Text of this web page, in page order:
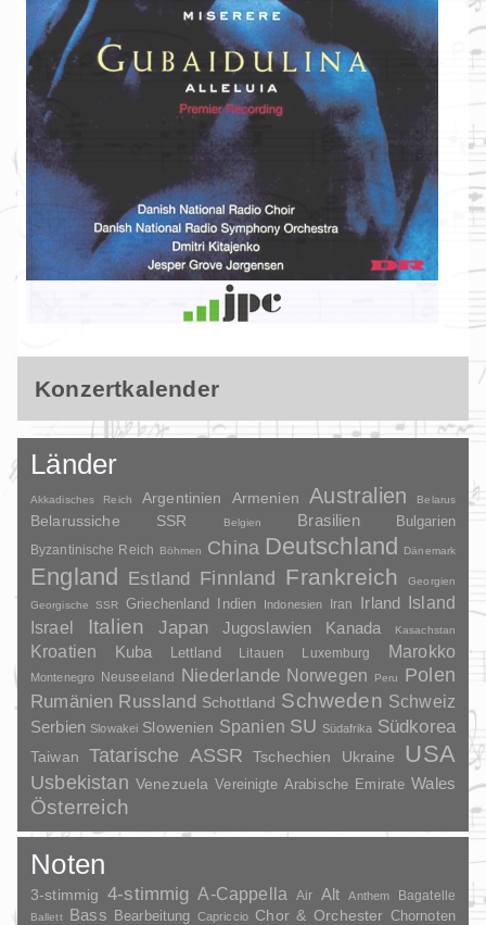
Konzertkalender
Länder
Akkadisches Reich Argentinien Armenien Australien Belarus
Belarussiche SSR Belgien Brasilien Bulgarien
Byzantinische Reich Böhmen China Deutschland Dänemark
England Estland Finnland Frankreich
Georgien
Georgische SSR
Griechenland Indien Indonesien Iran Irland
Island
Israel
Italien Japan Jugoslawien Kanada Kasachstan
Kroatien Kuba Lettland Litauen Luxemburg Marokko
Montenegro Neuseeland Niederlande Norwegen Peru
Polen
Rumänien Russland Schottland Schweden Schweiz
Serbien Slowakei Slowenien Spanien SU Südafrika Südkorea
Taiwan Tatarische ASSR Tschechien Ukraine USA
Usbekistan Venezuela Vereinigte Arabische Emirate Wales
Österreich
Noten
3-stimmig 4-stimmig A-Cappella Air Alt Anthem Bagatelle
Ballett Bass Bearbeitung Capriccio Chor & Orchester Chornoten